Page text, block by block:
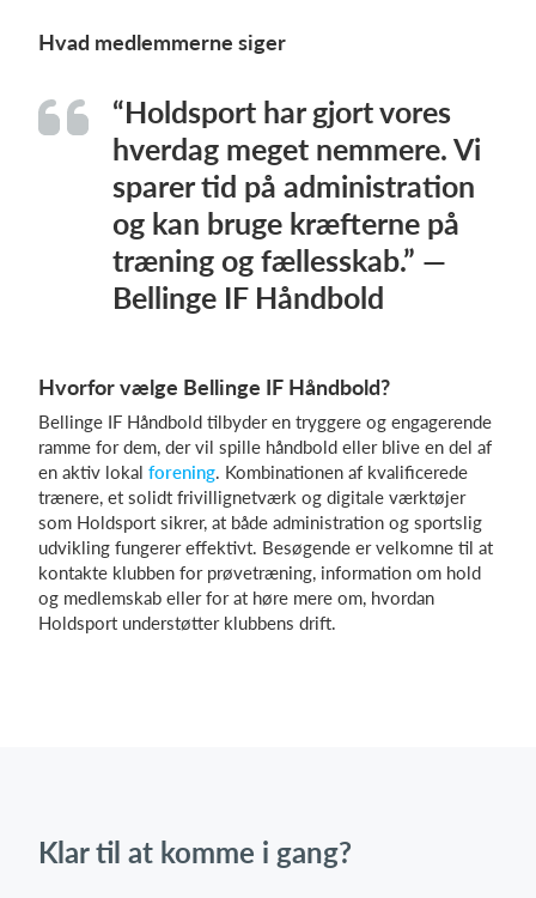
Hvad medlemmerne siger
“Holdsport har gjort vores
hverdag meget nemmere. Vi
sparer tid på administration
og kan bruge kræfterne på
træning og fællesskab.” —
Bellinge IF Håndbold
Hvorfor vælge Bellinge IF Håndbold?
Bellinge IF Håndbold tilbyder en tryggere og engagerende
ramme for dem, der vil spille håndbold eller blive en del af
en aktiv lokal forening. Kombinationen af kvalificerede
trænere, et solidt frivillignetværk og digitale værktøjer
som Holdsport sikrer, at både administration og sportslig
udvikling fungerer effektivt. Besøgende er velkomne til at
kontakte klubben for prøvetræning, information om hold
og medlemskab eller for at høre mere om, hvordan
Holdsport understøtter klubbens drift.
Klar til at komme i gang?